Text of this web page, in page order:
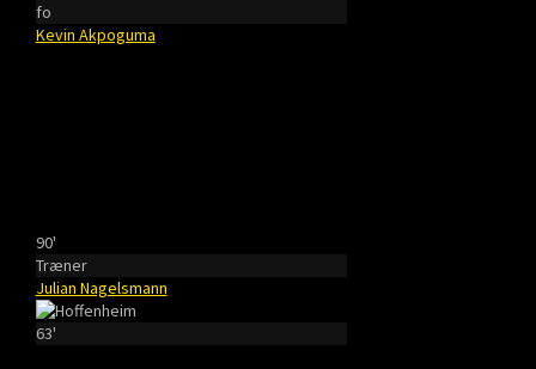
fo
Kevin Akpoguma
90'
Træner
Julian Nagelsmann
63'